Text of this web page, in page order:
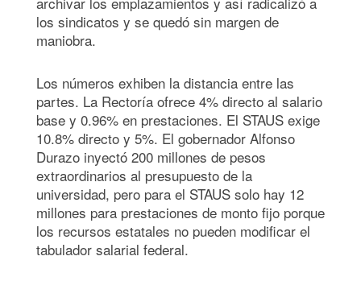
los sindicatos y se quedó sin margen de
maniobra.
Los números exhiben la distancia entre las
partes. La Rectoría ofrece 4% directo al salario
base y 0.96% en prestaciones. El STAUS exige
10.8% directo y 5%. El gobernador Alfonso
Durazo inyectó 200 millones de pesos
extraordinarios al presupuesto de la
universidad, pero para el STAUS solo hay 12
millones para prestaciones de monto fijo porque
los recursos estatales no pueden modificar el
tabulador salarial federal.